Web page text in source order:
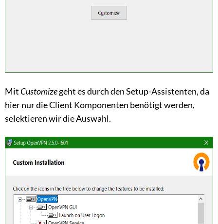
Mit Customizegeht es durch den Setup-Assistenten, da
hier nur die Client Komponenten benötigt werden,
selektieren wir die Auswahl.